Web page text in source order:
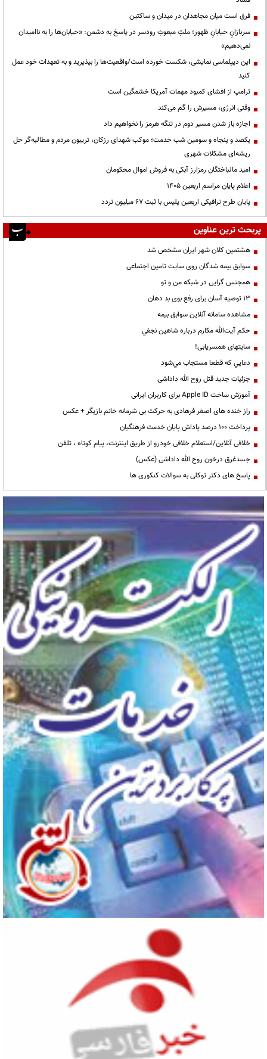
فرق است میان مجاهدان در میدان و ساکتین
سربازانِ خیابانِ ظهور؛ ملتِ مبعوثِ رودسر در پاسخ به دشمن: «خیابان‌ها را به ناامیدان
نمی‌دهیم»
این دیپلماسی نمایشی، شکست خورده است/واقعیت‌ها را بپذیرید و به تعهدات خود عمل
کنید
ترامپ از افشای کمبود مهمات آمریکا خشمگین است
وقتی انرژی، مسیرش را گم می‌کند
اجازه باز شدن مسیر دوم در تنگه هرمز را نخواهیم داد
یکصد و پنجاه و سومین شب خدمت؛ موکب شهدای رزکان، تریبون مردم و مطالبه‌گر حل
ریشه‌ای مشکلات شهری
امید مالباختگان رمزارز آبکی به فروش اموال محکومان
اعلام پایان مراسم اربعین ۱۴۰۵
پایان طرح ترافیکی اربعین پلیس با ثبت ۶۷ میلیون تردد
پربحث ترین عناوین
هشتمین کلان شهر ایران مشخص شد
سوابق بیمه شدگان روی سایت تامین اجتماعی
همجنس گرایی در شبکه من و تو
13 توصیه آسان برای رفع بوی بد دهان
مشاهده سامانه آنلاين سوابق بیمه
حكم آيت‌الله مكارم درباره شاهين نجفي
سایتهای همسریابی!
دعايي كه قطعا مستجاب مي‌شود
جزئیات جدید قتل روح الله داداشی
آموزش ساخت Apple ID برای کاربران ایرانی
راز خنده های اصغر فرهادی به حرکت بی شرمانه خانم بازیگر + عکس
پرداخت ۱۰۰ درصد پاداش پایان خدمت فرهنگیان
خلافی آنلاین/استعلام خلافی خودرو از طریق اینترنت، پیام کوتاه ، تلفن
جسدغرق درخون روح الله داداشی (عکس)
پاسخ های دکتر توکلی به سوالات کنکوری ها